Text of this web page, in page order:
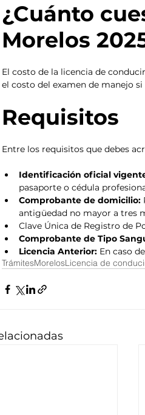
¿Cuánto
Morelos
El costo de la licencia de
el costo del examen de manejo
Requisitos
Entre los requisitos que debes
Identificación oficial
pasaporte o cédula
Comprobante de domicilio:
antigüedad no mayor a tres
Clave Única de Registro de
Comprobante de Tipo
Licencia Anterior: En caso
TrámitesMorelosLicencia de